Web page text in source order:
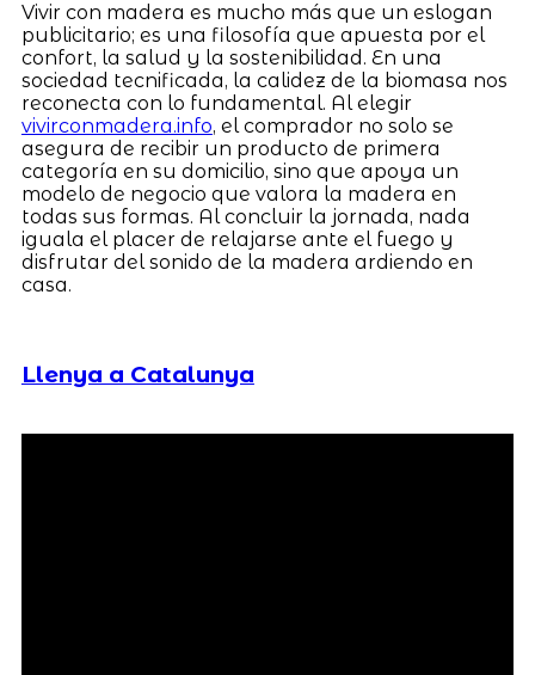
Vivir con madera es mucho más que un eslogan
publicitario; es una filosofía que apuesta por el
confort, la salud y la sostenibilidad. En una
sociedad tecnificada, la calidez de la biomasa nos
reconecta con lo fundamental. Al elegir
vivirconmadera.info, el comprador no solo se
asegura de recibir un producto de primera
categoría en su domicilio, sino que apoya un
modelo de negocio que valora la madera en
todas sus formas. Al concluir la jornada, nada
iguala el placer de relajarse ante el fuego y
disfrutar del sonido de la madera ardiendo en
casa.
Llenya a Catalunya